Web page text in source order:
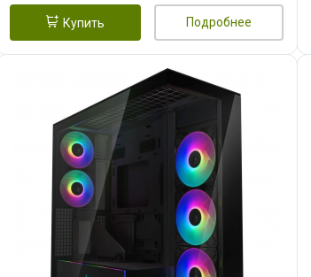
Купить Подробнее